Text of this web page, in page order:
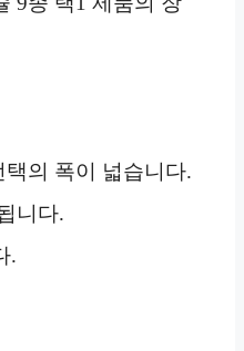
의 폭이 넓습니다.
니다.
.